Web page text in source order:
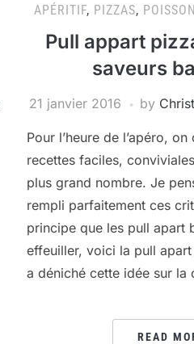
APÉRITIF, PIZZAS,
Pull appart
saveurs
21 janvier 2016 by
Pour l’heure de l’apéro,
recettes faciles,
plus grand nombre. Je
rempli parfaitement ces
principe que les pull apart
effeuiller, voici la pull
a déniché cette idée sur la
READ